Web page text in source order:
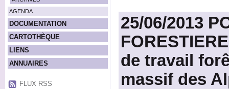
AGENDA
DOCUMENTATION
CARTOTHÈQUE
LIENS
ANNUAIRES
FLUX RSS
25/06/2013
de travail
massif des